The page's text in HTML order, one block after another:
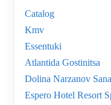
Catalog
Kmv
Essentuki
Atlantida Gostinitsa
Dolina Narzanov
Espero Hotel Resort